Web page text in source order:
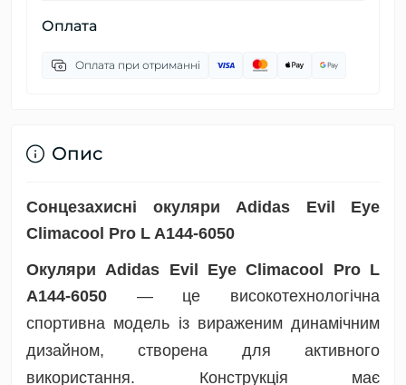
Оплата
Оплата при отриманні
Опис
Сонцезахисні окуляри Adidas Evil Eye
Climacool Pro L A144-6050
Окуляри Adidas Evil Eye Climacool Pro L
A144-6050 — це високотехнологічна
спортивна модель із вираженим динамічним
дизайном, створена для активного
використання. Конструкція має